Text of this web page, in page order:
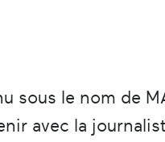
sous le nom de
avec la